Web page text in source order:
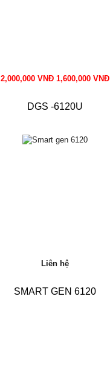
2,000,000 VNĐ 1,600,000 VNĐ
DGS -6120U
Liên hệ
SMART GEN 6120